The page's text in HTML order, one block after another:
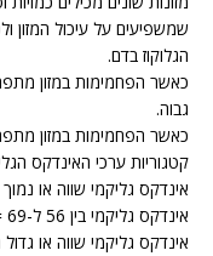
שמשפיעים על עיכול המזון
הגלוקוז בדם.
כאשר הפחמימות במזון
גבוה.
כאשר הפחמימות במזון
קטגוריות ערכי האינדקס
אינדקס גליקמי שווה או נמוך מ55 = אינדקס גליקמי
אינדקס גליקמי בין 56 ל-69 = אינדקס גליקמי בינוני.
אינדקס גליקמי שווה או גדול מ70 = אינדקס גליקמי